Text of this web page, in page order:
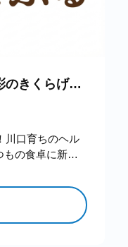
川口市ふるさと納税に「彩のきくらげ」が登場しました！
川口育ちのヘル
もの食卓に新鮮
…